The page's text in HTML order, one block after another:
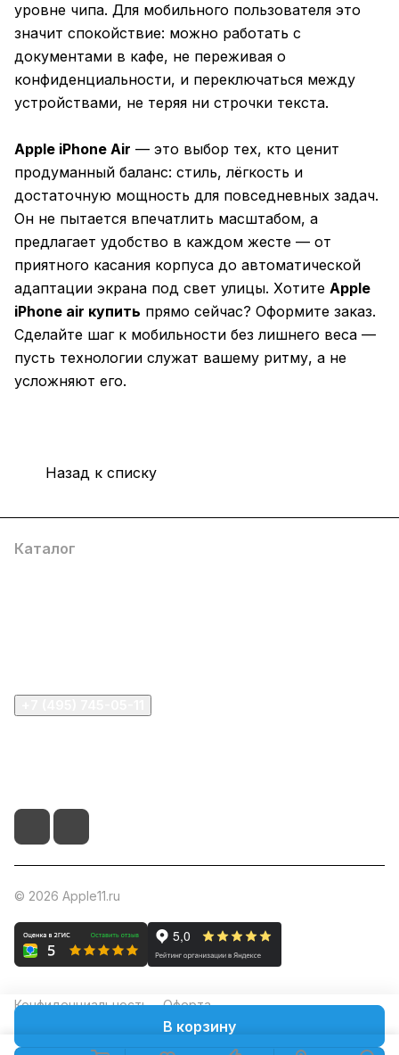
В корзину
уровне чипа. Для мобильного пользователя это
значит спокойствие: можно работать с
документами в кафе, не переживая о
конфиденциальности, и переключаться между
устройствами, не теряя ни строчки текста.
Apple iPhone Air — это выбор тех, кто ценит
продуманный баланс: стиль, лёгкость и
достаточную мощность для повседневных задач.
Он не пытается впечатлить масштабом, а
предлагает удобство в каждом жесте — от
приятного касания корпуса до автоматической
адаптации экрана под свет улицы. Хотите Apple
iPhone air купить прямо сейчас? Оформите заказ.
Сделайте шаг к мобильности без лишнего веса —
пусть технологии служат вашему ритму, а не
усложняют его.
Назад к списку
Каталог
© 2026 Apple11.ru
Конфиденциальность Оферта